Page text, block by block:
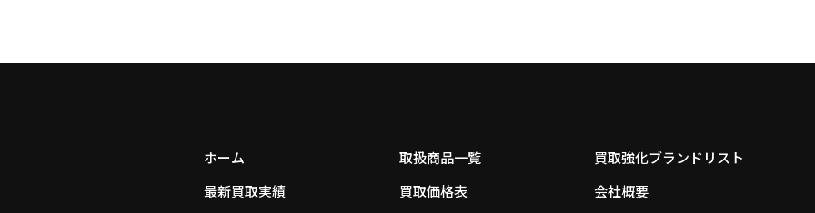
ホーム
最新買取実績
取扱商品一覧
買取価格表
買取強化ブランドリスト
会社概要